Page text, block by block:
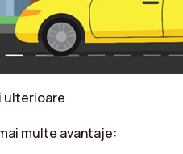
ulterioare
multe avantaje: